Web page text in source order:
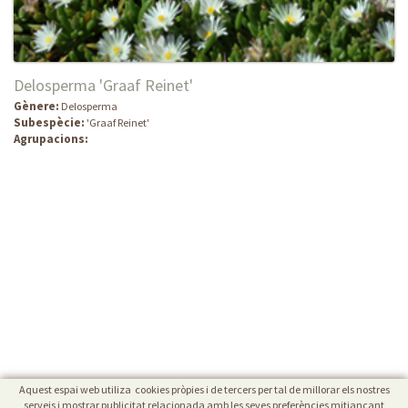
Delosperma 'Graaf Reinet'
Gènere: Delosperma
Subespècie: 'Graaf Reinet'
Agrupacions:
Aquest espai web utiliza cookies pròpies i de tercers per tal de millorar els nostres
serveis i mostrar publicitat relacionada amb les seves preferències mitjançant